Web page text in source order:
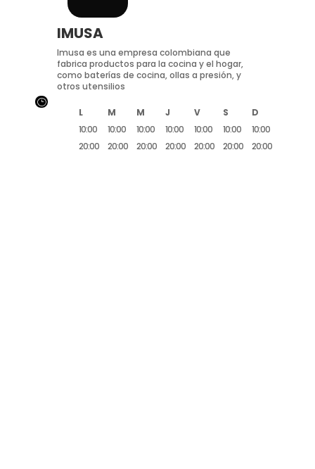
IMUSA
Imusa es una empresa colombiana que
fabrica productos para la cocina y el hogar,
como baterías de cocina, ollas a presión, y
otros utensilios
L M M J V S
D
10:00
20:00
10:00
20:00
10:00
20:00
10:00
20:00
10:00
20:00
10:00
20:00
10:00
20:00
}